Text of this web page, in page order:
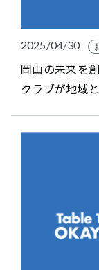
2025/04/30
岡山の未来を
クラブが地域